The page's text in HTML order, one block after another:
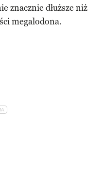
znacznie dłuższe niż
megalodona.